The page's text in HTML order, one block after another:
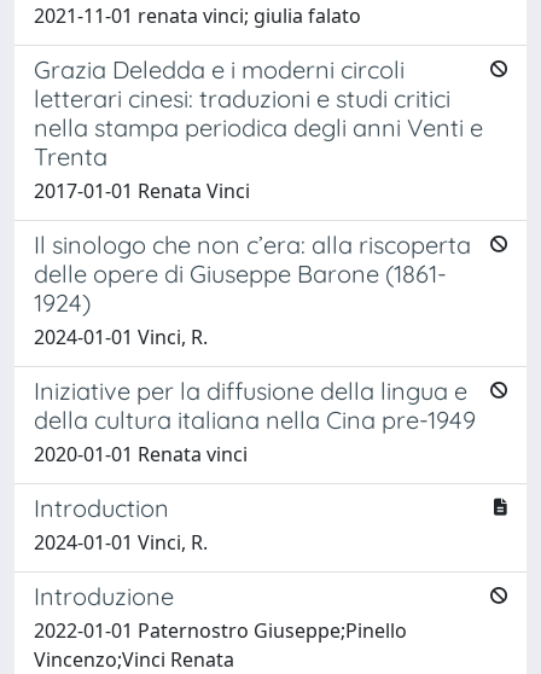
2021-11-01 renata vinci; giulia falato
Grazia Deledda e i moderni circoli
letterari cinesi: traduzioni e studi critici
nella stampa periodica degli anni Venti e
Trenta
2017-01-01 Renata Vinci
Il sinologo che non c’era: alla riscoperta
delle opere di Giuseppe Barone (1861-
1924)
2024-01-01 Vinci, R.
Iniziative per la diffusione della lingua e
della cultura italiana nella Cina pre-1949
2020-01-01 Renata vinci
Introduction
2024-01-01 Vinci, R.
Introduzione
2022-01-01 Paternostro Giuseppe;Pinello
Vincenzo;Vinci Renata